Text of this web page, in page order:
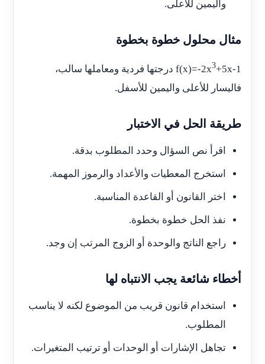
واليمين للأعلى.
مثال محلول خطوة بخطوة
f(x)=-2x3+5x-1
درجتها فردية ومعاملها سالب،
فاليسار للأعلى واليمين للأسفل.
طريقة الحل في الاختبار
اقرأ نص السؤال وحدد المطلوب بدقة.
استخرج المعطيات والأعداد والرموز المهمة.
اختر القانون أو القاعدة المناسبة.
نفذ الحل خطوة بخطوة.
راجع الناتج والوحدة أو الزوج المرتب إن وجد.
أخطاء شائعة يجب الانتباه لها
استخدام قانون قريب من الموضوع لكنه لا يناسب
المطلوب.
تجاهل الإشارات أو الوحدات أو ترتيب المتغيرات.